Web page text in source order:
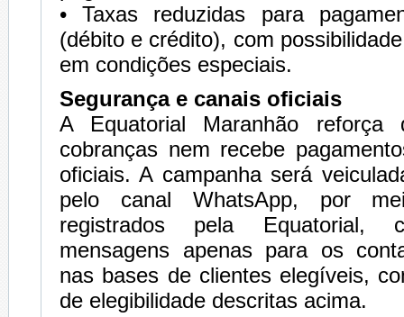
• Taxas reduzidas para
(débito e crédito), com
em condições especiais.
Segurança e canais oficiais
A Equatorial Maranhão reforça
cobranças nem recebe
oficiais. A campanha será
pelo canal WhatsApp, por
registrados pela Equatorial,
mensagens apenas para os
nas bases de clientes elegíveis,
de elegibilidade descritas acima.